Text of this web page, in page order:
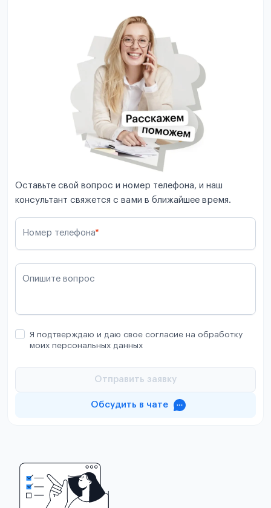
Оставьте свой вопрос и номер телефона, и наш
консультант свяжется с вами в ближайшее время.
Номер телефона*
Опишите вопрос
Я подтверждаю и даю свое согласие на обработку
моих персональных данных
Отправить заявку
Обсудить в чате